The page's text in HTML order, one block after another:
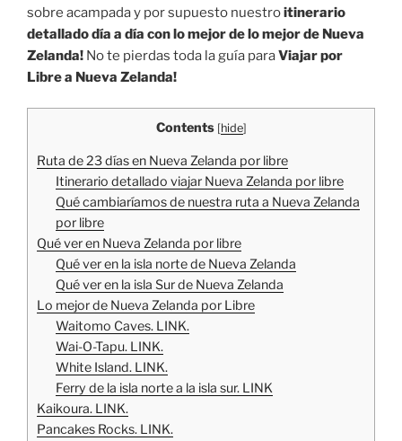
sobre acampada y por supuesto nuestroitinerario
detallado día a día con lo mejor de lo mejor de Nueva
Zelanda! No te pierdas toda la guía paraViajar por
Libre a Nueva Zelanda!
Contents [hide]
Ruta de 23 días en Nueva Zelanda por libre
Itinerario detallado viajar Nueva Zelanda por libre
Qué cambiaríamos de nuestra ruta a Nueva Zelanda
por libre
Qué ver en Nueva Zelanda por libre
Qué ver en la isla norte de Nueva Zelanda
Qué ver en la isla Sur de Nueva Zelanda
Lo mejor de Nueva Zelanda por Libre
Waitomo Caves. LINK.
Wai-O-Tapu. LINK.
White Island. LINK.
Ferry de la isla norte a la isla sur. LINK
Kaikoura. LINK.
Pancakes Rocks. LINK.